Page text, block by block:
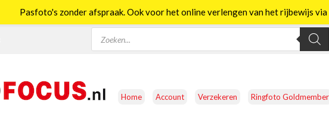
Producten
zoeken
Home Account Verzekeren Ringfoto Goldmember
Pasfoto's zonder afspraak. Ook voor het online verlengen van het rijbewijs via